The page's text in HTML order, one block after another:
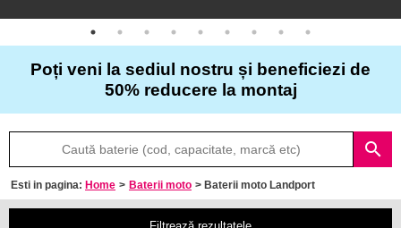
Despre
noi
Întrebări
frecvente
Contact
Poți veni la sediul nostru și beneficiezi de
50% reducere la montaj
search
Esti in pagina: Home > Baterii moto > Baterii moto Landport
Filtrează rezultatele